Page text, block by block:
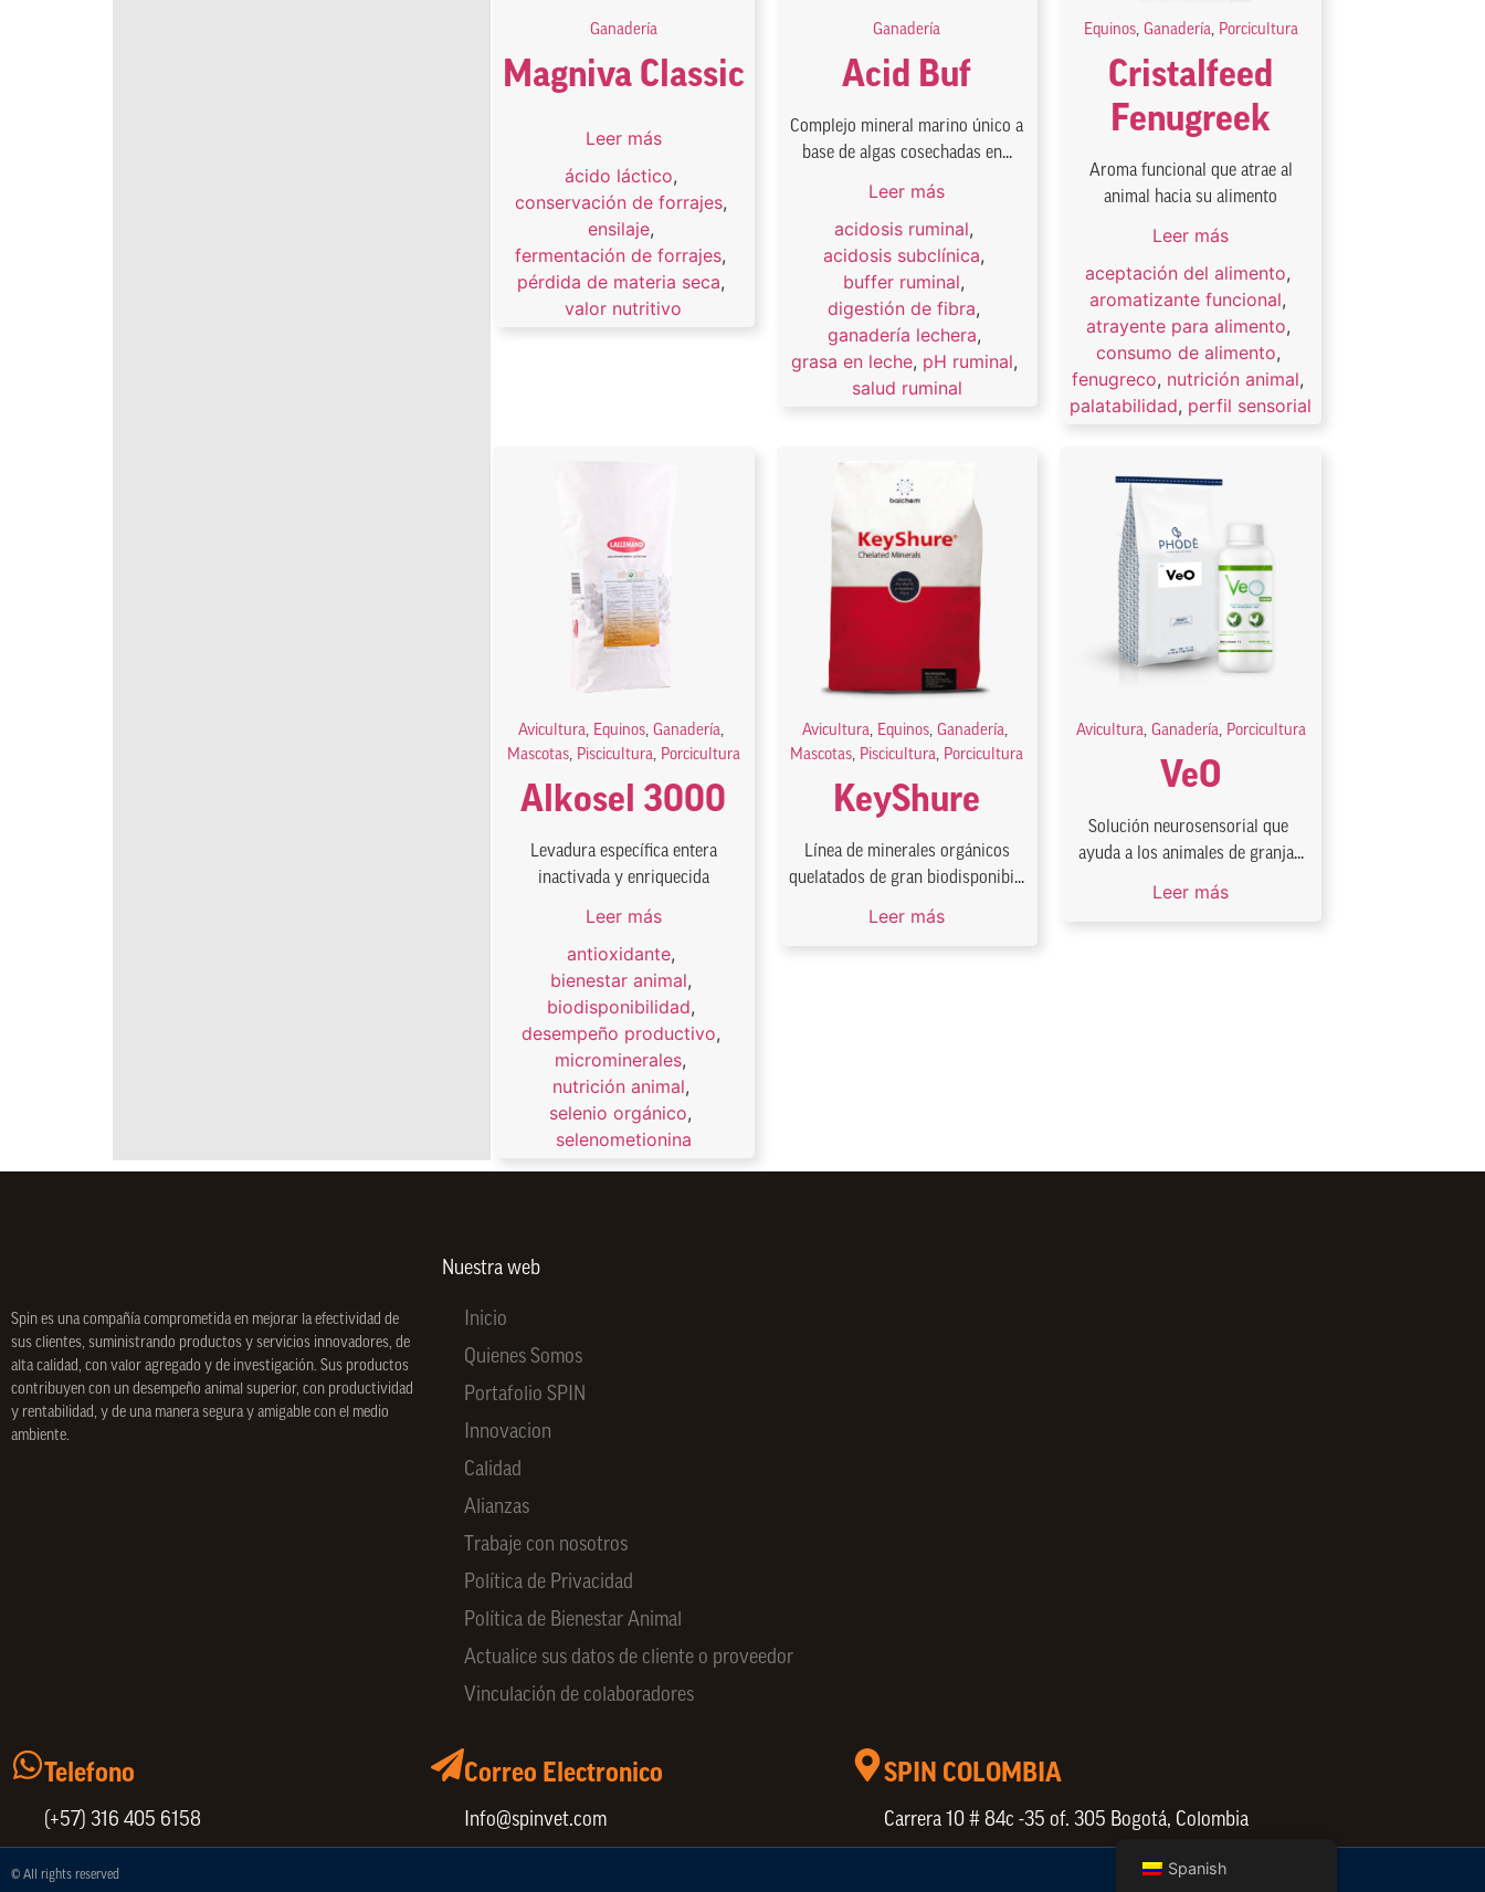
Ganadería
Magniva Classic
Leer más
ácido láctico,
conservación de forrajes,
ensilaje,
fermentación de forrajes,
pérdida de materia seca,
valor nutritivo
Ganadería
Acid Buf
Complejo mineral marino único a
base de algas cosechadas en...
Leer más
acidosis ruminal,
acidosis subclínica,
buffer ruminal,
digestión de fibra,
ganadería lechera,
grasa en leche, pH ruminal,
salud ruminal
Equinos, Ganadería, Porcicultura
Cristalfeed
Fenugreek
Aroma funcional que atrae al
animal hacia su alimento
Leer más
aceptación del alimento,
aromatizante funcional,
atrayente para alimento,
consumo de alimento,
fenugreco, nutrición animal,
palatabilidad, perfil sensorial
Avicultura, Equinos,Ganadería,
Mascotas, Piscicultura, Porcicultura
Alkosel 3000
Levadura específica entera
inactivada y enriquecida
Leer más
antioxidante,
bienestar animal,
biodisponibilidad,
desempeño productivo,
microminerales,
nutrición animal,
selenio orgánico,
selenometionina
Avicultura, Equinos, Ganadería,
Mascotas, Piscicultura, Porcicultura
KeyShure
Línea de minerales orgánicos
quelatados de gran biodisponibi...
Leer más
Avicultura, Ganadería, Porcicultura
VeO
Solución neurosensorial que
ayuda a los animales de granja...
Leer más
Spin es una compañía comprometida en mejorar la efectividad de
sus clientes, suministrando productos y servicios innovadores, de
alta calidad, con valor agregado y de investigación. Sus productos
contribuyen con un desempeño animal superior, con productividad
y rentabilidad, y de una manera segura y amigable con el medio
ambiente.
Nuestra web
Inicio
Quienes Somos
Portafolio SPIN
Innovacion
Calidad
Alianzas
Trabaje con nosotros
Política de Privacidad
Política de Bienestar Animal
Actualice sus datos de cliente o proveedor
Vinculación de colaboradores
Telefono
(+57) 316 405 6158
Correo Electronico
Info@spinvet.com
SPIN COLOMBIA
Carrera 10 # 84c -35 of. 305 Bogotá, Colombia
© All rights reserved Spanish